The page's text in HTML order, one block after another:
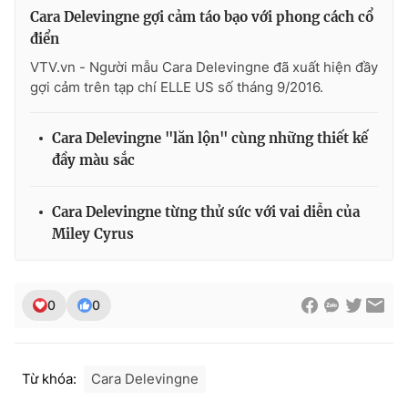
Cara Delevingne gợi cảm táo bạo với phong cách cổ
điển
VTV.vn - Người mẫu Cara Delevingne đã xuất hiện đầy
gợi cảm trên tạp chí ELLE US số tháng 9/2016.
Cara Delevingne "lăn lộn" cùng những thiết kế
đầy màu sắc
Cara Delevingne từng thử sức với vai diễn của
Miley Cyrus
0 0
Từ khóa: Cara Delevingne